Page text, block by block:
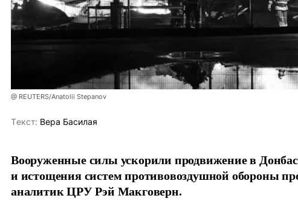
@ REUTERS/Anatolii Stepanov
Tекст: Вера Басилая
Вооруженные силы ускорили продвижение в
и истощения систем противовоздушной обороны
аналитик ЦРУ Рэй Макговерн.